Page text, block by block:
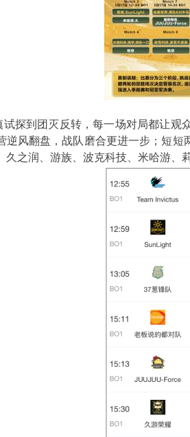
试探到团灭反转，每一场对局都让观
逆风翻盘，战队磨合更进一步 ；短短
久之润、游族、波克科技、米哈游、